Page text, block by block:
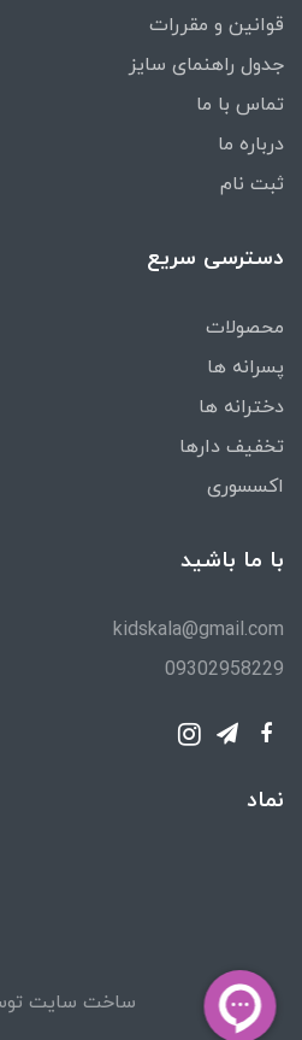
قوانین و مقررات
جدول راهنمای سایز
تماس با ما
درباره ما
ثبت نام
دسترسی سریع
محصولات
پسرانه ها
دخترانه ها
تخفیف دارها
اکسسوری
با ما باشید
kidskala@gmail.com
09302958229
نماد
ساخت سایت